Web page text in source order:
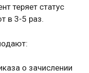
теряет статус
в 3-5 раз.
о зачислении